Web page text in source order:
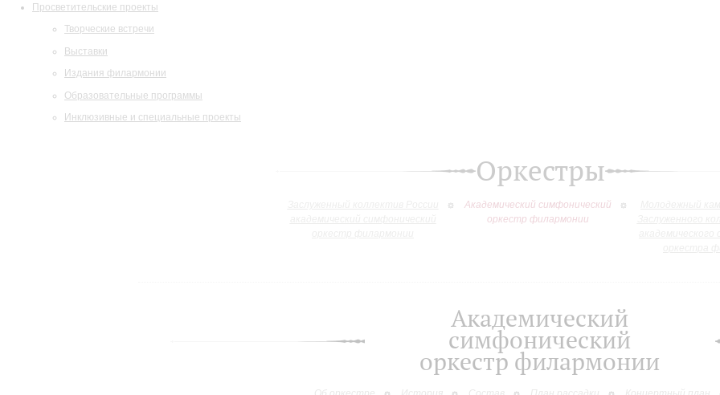
Просветительские проекты
Творческие встречи
Выставки
Издания филармонии
Образовательные программы
Инклюзивные и специальные проекты
Оркестры
Академический симфонический
оркестр филармонии
Академический
симфонический
оркестр филармонии